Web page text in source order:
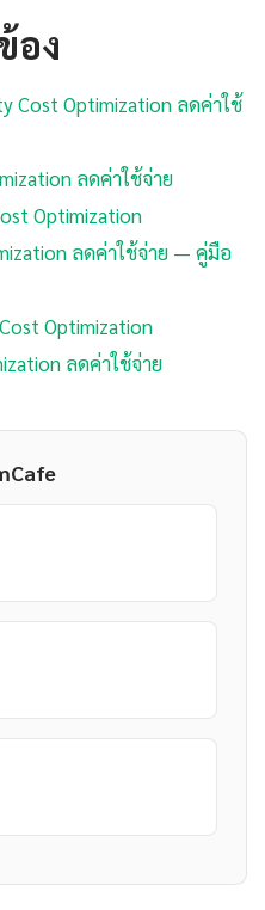
อง
Cost Optimization ลดค่าใช้
ลดค่าใช้จ่าย
Optimization
ลดค่าใช้จ่าย — คู่มือ
Optimization
ลดค่าใช้จ่าย